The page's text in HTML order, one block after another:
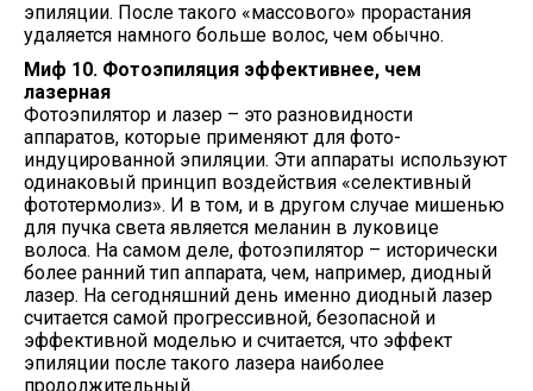
эпиляции. После такого «массового» прорастания
удаляется намного больше волос, чем обычно.
Миф 10. Фотоэпиляция эффективнее, чем
лазерная
Фотоэпилятор и лазер – это разновидности
аппаратов, которые применяют для фото-
индуцированной эпиляции. Эти аппараты используют
одинаковый принцип воздействия «селективный
фототермолиз». И в том, и в другом случае мишенью
для пучка света является меланин в луковице
волоса. На самом деле, фотоэпилятор – исторически
более ранний тип аппарата, чем, например, диодный
лазер. На сегодняшний день именно диодный лазер
считается самой прогрессивной, безопасной и
эффективной моделью и считается, что эффект
эпиляции после такого лазера наиболее
продолжительный.